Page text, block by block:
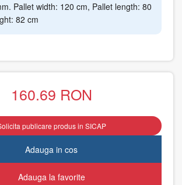
Pallet width: 120 cm, Pallet length: 80
82 cm
160.69 RON
publicare produs in SICAP
Adauga in cos
Adauga la favorite